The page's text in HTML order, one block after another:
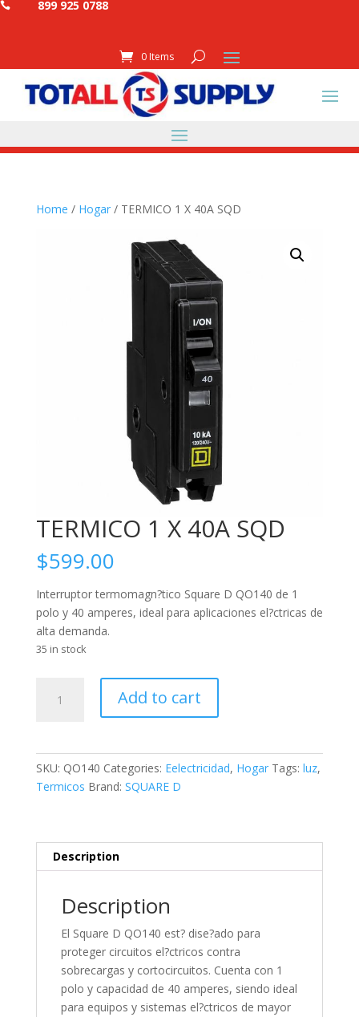
 899 925 0788
0 Items
Home / Hogar/ TERMICO 1 X 40A SQD
TERMICO 1 X 40A SQD
$599.00
Interruptor termomagn?tico Square D QO140 de 1
polo y 40 amperes, ideal para aplicaciones el?ctricas de
alta demanda.
35 in stock
quantity
Add to cart
SKU: QO140 Categories: Eelectricidad, Hogar Tags: luz,
Termicos Brand: SQUARE D
Description
Description
El Square D QO140 est? dise?ado para
proteger circuitos el?ctricos contra
sobrecargas y cortocircuitos. Cuenta con 1
polo y capacidad de 40 amperes, siendo ideal
para equipos y sistemas el?ctricos de mayor